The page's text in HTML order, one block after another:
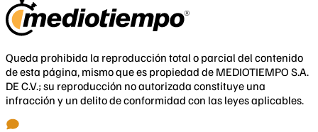
Queda prohibida la reproducción total o parcial del contenido
de esta página, mismo que es propiedad de MEDIOTIEMPO S.A.
DE C.V.; su reproducción no autorizada constituye una
infracción y un delito de conformidad con las leyes aplicables.